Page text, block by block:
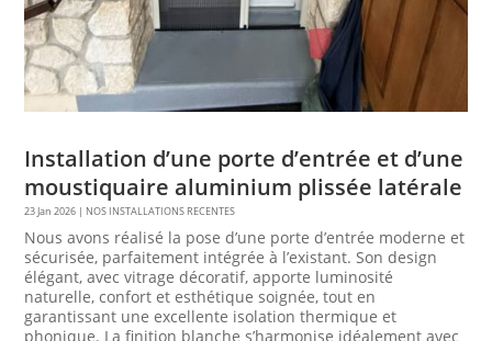
Installation d’une porte d’entrée et d’une
moustiquaire aluminium plissée latérale
23 Jan 2026 | NOS INSTALLATIONS RECENTES
Nous avons réalisé la pose d’une porte d’entrée moderne et
sécurisée, parfaitement intégrée à l’existant. Son design
élégant, avec vitrage décoratif, apporte luminosité
naturelle, confort et esthétique soignée, tout en
garantissant une excellente isolation thermique et
phonique. La finition blanche s’harmonise idéalement avec